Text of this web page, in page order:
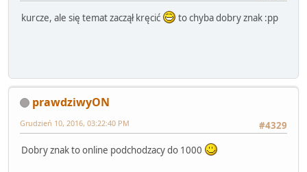
kurcze, ale się temat zaczął kręcić to chyba dobry znak :pp
prawdziwyON
#4329
Grudzień 10, 2016, 03:22:40 PM
Dobry znak to online podchodzacy do 1000